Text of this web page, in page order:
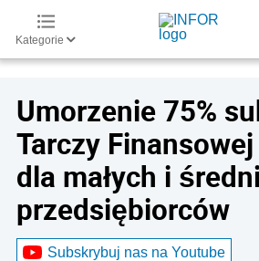
Kategorie
Umorzenie 75%
Tarczy
dla małych i
przedsiębiorców
Subskrybuj nas na Youtube